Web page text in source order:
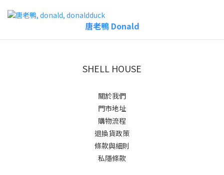
唐老鴨 Donald
SHELL HOUSE
關於我們
門市地址
購物流程
退換貨政策
條款與細則
私隱條款